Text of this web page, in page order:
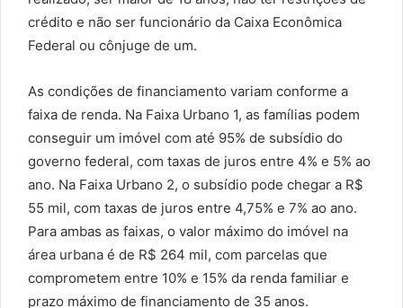
crédito e não ser funcionário da Caixa Econômica
Federal ou cônjuge de um.
As condições de financiamento variam conforme a
faixa de renda. Na Faixa Urbano 1, as famílias podem
conseguir um imóvel com até 95% de subsídio do
governo federal, com taxas de juros entre 4% e 5% ao
ano. Na Faixa Urbano 2, o subsídio pode chegar a R$
55 mil, com taxas de juros entre 4,75% e 7% ao ano.
Para ambas as faixas, o valor máximo do imóvel na
área urbana é de R$ 264 mil, com parcelas que
comprometem entre 10% e 15% da renda familiar e
prazo máximo de financiamento de 35 anos.